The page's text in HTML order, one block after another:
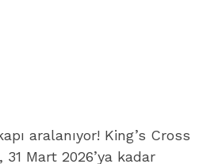
aralanıyor! King’s Cross
, 31 Mart 2026’ya kadar